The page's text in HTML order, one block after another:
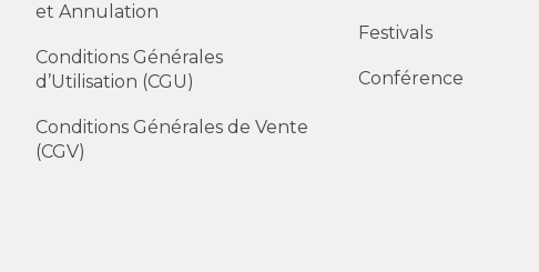
et Annulation
Conditions Générales
d’Utilisation (CGU)
Conditions Générales de Vente
(CGV)
Festivals
Conférence